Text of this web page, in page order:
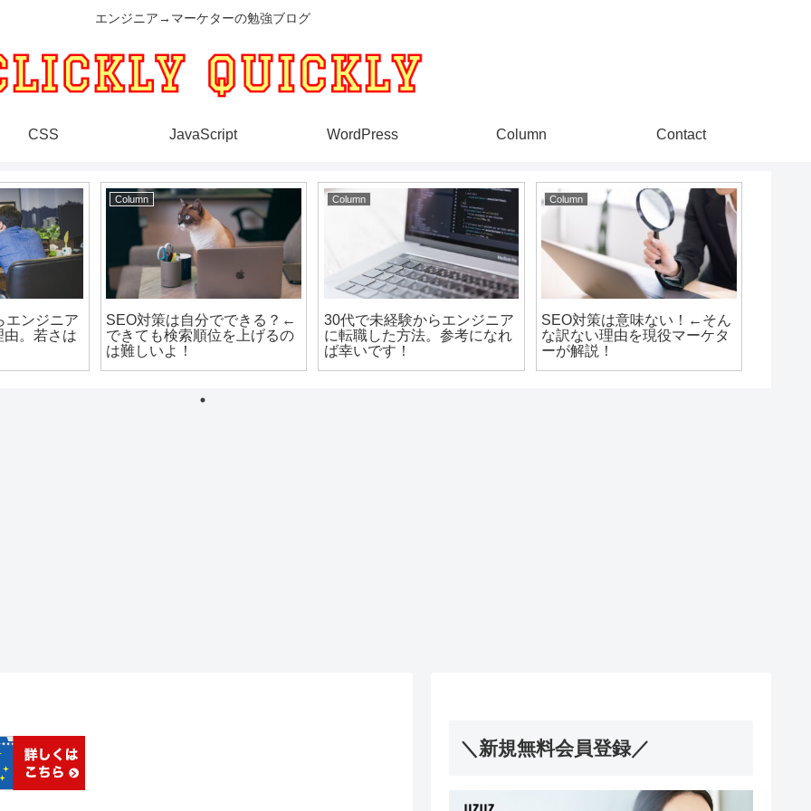
エンジニア→マーケターの勉強ブログ
CSS JavaScript WordPress Column Contact
エンジニア
。若さは
Column
SEO対策は自分でできる？←
できても検索順位を上げるの
は難しいよ！
Column
30代で未経験からエンジニア
に転職した方法。参考になれ
ば幸いです！
Column
SEO対策は意味ない！←そん
な訳ない理由を現役マーケタ
ーが解説！
＼新規無料会員登録／